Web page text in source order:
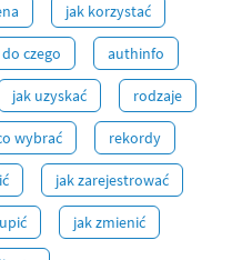
jak korzystać
do czego authinfo
jak uzyskać rodzaje
wybrać rekordy
jak zarejestrować
jak zmienić